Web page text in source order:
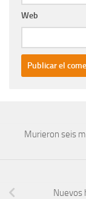
Web
Murieron seis
Nuevos